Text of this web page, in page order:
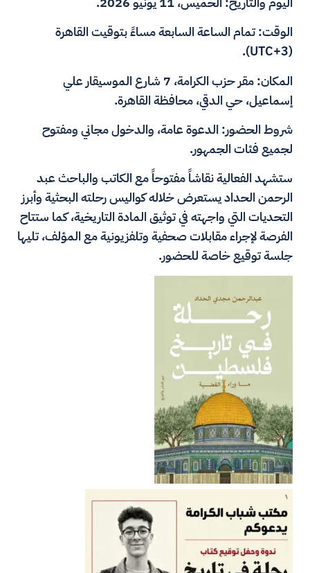
الوقت: تمام الساعة السابعة مساءً بتوقيت القاهرة
(UTC+3).
المكان: مقر حزب الكرامة، 7 شارع الموسيقار علي
إسماعيل، حي الدقي، محافظة القاهرة.
شروط الحضور: الدعوة عامة، والدخول مجاني ومفتوح
لجميع فئات الجمهور.
ستشهد الفعالية نقاشاً مفتوحاً مع الكاتب والباحث عبد
الرحمن الحداد يستعرض خلاله كواليس رحلته البحثية وأبرز
التحديات التي واجهته في توثيق المادة التاريخية، كما ستتاح
الفرصة لإجراء مقابلات صحفية وتلفزيونية مع المؤلف، تليها
جلسة توقيع خاصة للحضور.